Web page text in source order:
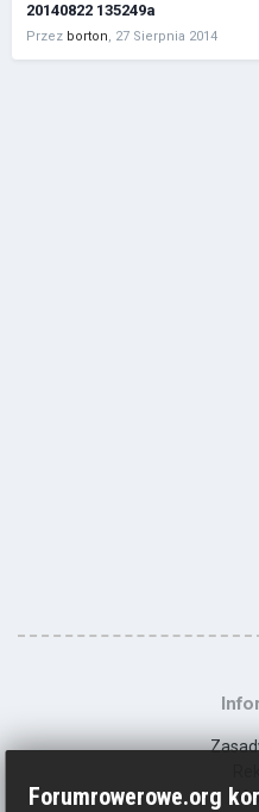
20140822 135249a
Przez borton, 27 Sierpnia 2014
Forumrowerowe.org